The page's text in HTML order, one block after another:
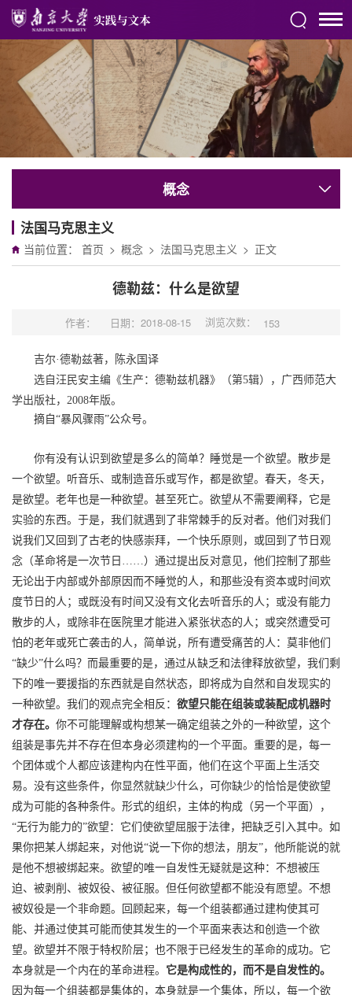
概念
法国马克思主义
当前位置： 首页 > 概念 > 法国马克思主义 > 正文
德勒兹：什么是欲望
作者： 日期：2018-08-15 浏览次数： 153
吉尔·德勒兹著，陈永国译
选自汪民安主编《生产：德勒兹机器》（第5辑），广西师范大
学出版社，2008年版。
摘自“暴风骤雨”公众号。
你有没有认识到欲望是多么的简单？睡觉是一个欲望。散步是
一个欲望。听音乐、或制造音乐或写作，都是欲望。春天，冬天，
是欲望。老年也是一种欲望。甚至死亡。欲望从不需要阐释，它是
实验的东西。于是，我们就遇到了非常棘手的反对者。他们对我们
说我们又回到了古老的快感崇拜，一个快乐原则，或回到了节日观
念（革命将是一次节日……）通过提出反对意见，他们控制了那些
无论出于内部或外部原因而不睡觉的人，和那些没有资本或时间欢
度节日的人；或既没有时间又没有文化去听音乐的人；或没有能力
散步的人，或除非在医院里才能进入紧张状态的人；或突然遭受可
怕的老年或死亡袭击的人，简单说，所有遭受痛苦的人：莫非他们
“缺少”什么吗？而最重要的是，通过从缺乏和法律释放欲望，我们剩
下的唯一要援指的东西就是自然状态，即将成为自然和自发现实的
一种欲望。我们的观点完全相反： 欲望只能在组装或装配成机器时
才存在。 你不可能理解或构想某一确定组装之外的一种欲望，这个
组装是事先并不存在但本身必须建构的一个平面。重要的是，每一
个团体或个人都应该建构内在性平面，他们在这个平面上生活交
易。没有这些条件，你显然就缺少什么，可你缺少的恰恰是使欲望
成为可能的各种条件。形式的组织，主体的构成（另一个平面），
“无行为能力的”欲望：它们使欲望屈服于法律，把缺乏引入其中。如
果你把某人绑起来，对他说“说一下你的想法，朋友”，他所能说的就
是他不想被绑起来。欲望的唯一自发性无疑就是这种：不想被压
迫、被剥削、被奴役、被征服。但任何欲望都不能没有愿望。不想
被奴役是一个非命题。回顾起来，每一个组装都通过建构使其可
能、并通过使其可能而使其发生的一个平面来表达和创造一个欲
望。欲望并不限于特权阶层；也不限于已经发生的革命的成功。它
本身就是一个内在的革命进程。 它是构成性的，而不是自发性的。
因为每一个组装都是集体的，本身就是一个集体，所以，每一个欲